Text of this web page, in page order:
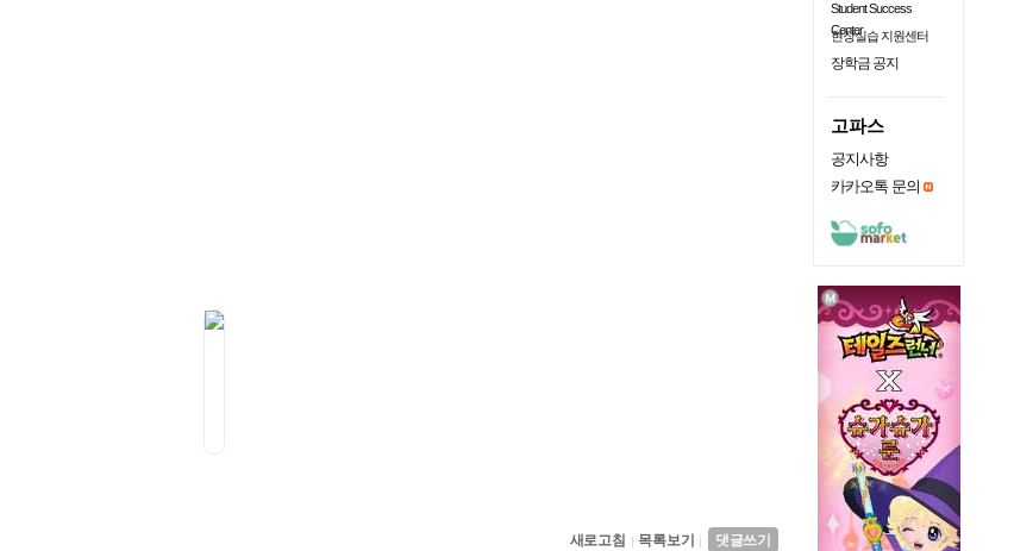
새로고침 | 목록보기 | 댓글쓰기
Student Success
Center
현장실습 지원센터
장학금 공지
고파스
공지사항
카카오톡 문의